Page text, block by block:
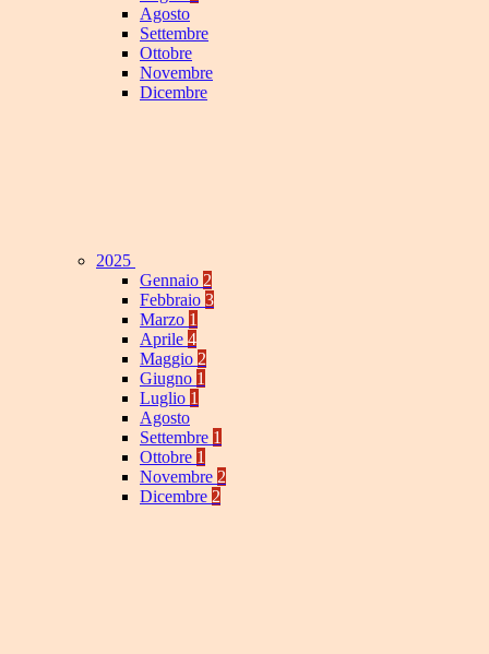
Agosto
Settembre
Ottobre
Novembre
Dicembre
2025
Gennaio 2
Febbraio 3
Marzo 1
Aprile 4
Maggio 2
Giugno 1
Luglio 1
Agosto
Settembre 1
Ottobre 1
Novembre 2
Dicembre 2